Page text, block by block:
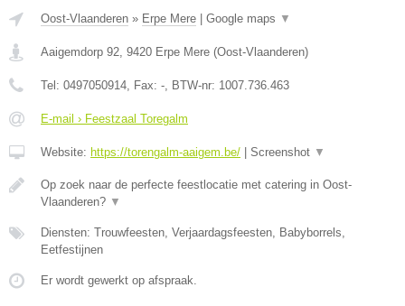
Oost-Vlaanderen » Erpe Mere Google maps ▼
Aaigemdorp 92, 9420 Erpe Mere (Oost-Vlaanderen)
Tel: 0497050914, Fax: -, BTW-nr: 1007.736.463
E-mail › Feestzaal Toregalm
Website: https://torengalm-aaigem.be/ Screenshot ▼
Op zoek naar de perfecte feestlocatie met catering in Oost-
Vlaanderen? ▼
Diensten: Trouwfeesten, Verjaardagsfeesten, Babyborrels,
Eetfestijnen
Er wordt gewerkt op afspraak.